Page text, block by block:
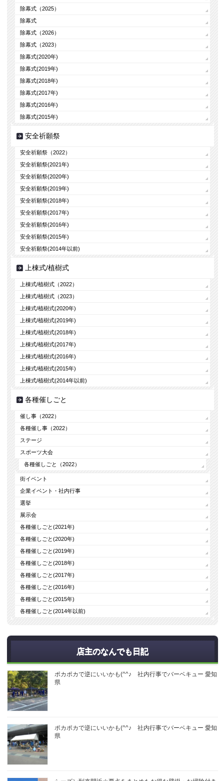
除幕式（2025）
除幕式
除幕式（2026）
除幕式（2023）
除幕式(2020年)
除幕式(2019年)
除幕式(2018年)
除幕式(2017年)
除幕式(2016年)
除幕式(2015年)
安全祈願祭
安全祈願祭（2022）
安全祈願祭(2021年)
安全祈願祭(2020年)
安全祈願祭(2019年)
安全祈願祭(2018年)
安全祈願祭(2017年)
安全祈願祭(2016年)
安全祈願祭(2015年)
安全祈願祭(2014年以前)
上棟式/植樹式
上棟式/植樹式（2022）
上棟式/植樹式（2023）
上棟式/植樹式(2020年)
上棟式/植樹式(2019年)
上棟式/植樹式(2018年)
上棟式/植樹式(2017年)
上棟式/植樹式(2016年)
上棟式/植樹式(2015年)
上棟式/植樹式(2014年以前)
各種催しごと
催し事（2022）
各種催し事（2022）
ステージ
スポーツ大会
各種催しごと（2022）
街イベント
企業イベント・社内行事
選挙
展示会
各種催しごと(2021年)
各種催しごと(2020年)
各種催しごと(2019年)
各種催しごと(2018年)
各種催しごと(2017年)
各種催しごと(2016年)
各種催しごと(2015年)
各種催しごと(2014年以前)
店主のなんでも日記
ポカポカで逆にいいかも(^^♪ 社内行事でバーベキュー 愛知
県
ポカポカで逆にいいかも(^^♪ 社内行事でバーベキュー 愛知
県